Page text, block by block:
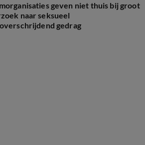
geven niet thuis bij groot
naar seksueel
gedrag